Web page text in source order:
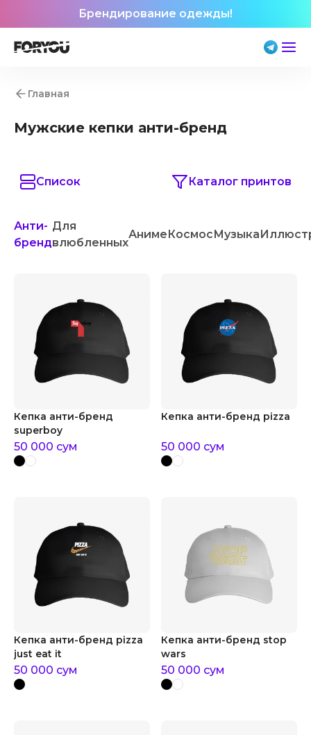
Брендирование одежды!
Главная
Мужские кепки анти-бренд
Список Каталог принтов
Анти-
бренд
Для
влюбленных
АнимеКосмосМузыка
Кепка анти-бренд
superboy
50 000 сум
Кепка анти-бренд pizza
50 000 сум
Кепка анти-бренд pizza
just eat it
50 000 сум
Кепка анти-бренд stop
wars
50 000 сум